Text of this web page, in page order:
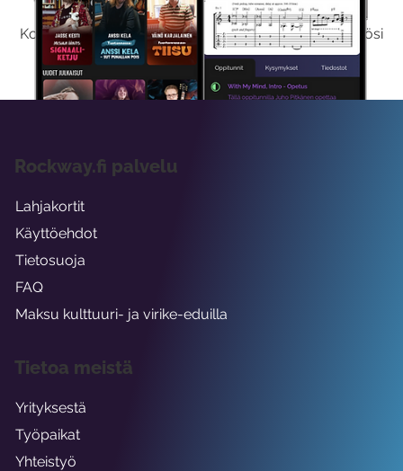
Kokeilemalla ilmaiseksi saat koko sisältömme käyttöösi
viikon ajaksi.
Rockway.fi palvelu
Lahjakortit
Käyttöehdot
Tietosuoja
FAQ
Maksu kulttuuri- ja virike-eduilla
Tietoa meistä
Yrityksestä
Työpaikat
Yhteistyö